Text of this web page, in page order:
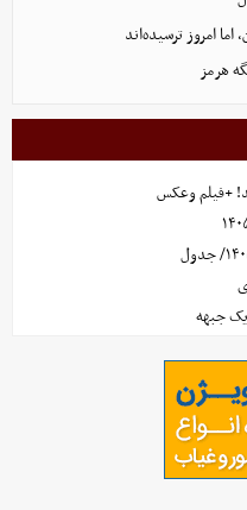
امروز ترسیده‌اند
هرمز
+فیلم وعکس
یک جبهه